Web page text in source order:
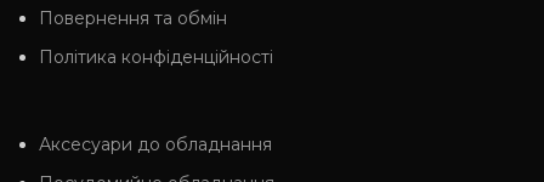
Повернення та обмін
Політика конфіденційності
Аксесуари до обладнання